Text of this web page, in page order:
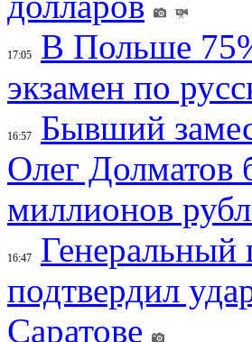
17:05
В Польше
экзамен по
16:57
Бывший
Олег Долматов
миллионов
16:47
подтвердил
Саратове